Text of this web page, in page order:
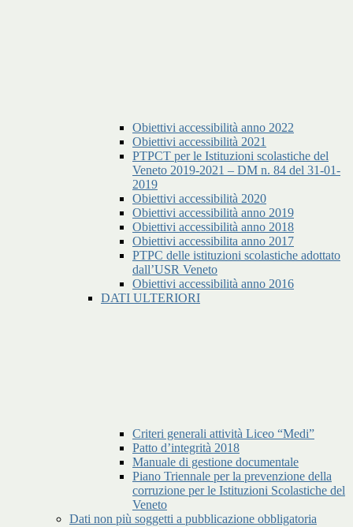
Obiettivi accessibilità anno 2022
Obiettivi accessibilità 2021
PTPCT per le Istituzioni scolastiche del
Veneto 2019-2021 – DM n. 84 del 31-01-
2019
Obiettivi accessibilità 2020
Obiettivi accessibilità anno 2019
Obiettivi accessibilità anno 2018
Obiettivi accessibilita anno 2017
PTPC delle istituzioni scolastiche adottato
dall’USR Veneto
Obiettivi accessibilità anno 2016
DATI ULTERIORI
Criteri generali attività Liceo “Medi”
Patto d’integrità 2018
Manuale di gestione documentale
Piano Triennale per la prevenzione della
corruzione per le Istituzioni Scolastiche del
Veneto
Dati non più soggetti a pubblicazione obbligatoria